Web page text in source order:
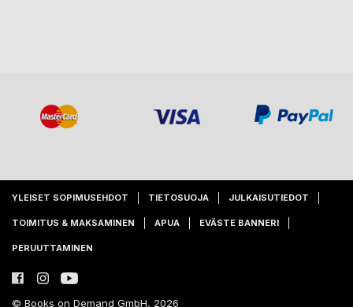
YLEISET SOPIMUSEHDOT TIETOSUOJA JULKAISUTIEDOT
TOIMITUS & MAKSAMINEN APUA EVÄSTE BANNERI
PERUUTTAMINEN
© Books on Demand GmbH, 2026